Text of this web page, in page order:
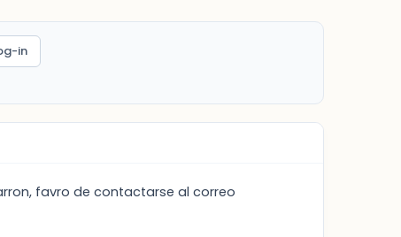
in
favro de contactarse al correo